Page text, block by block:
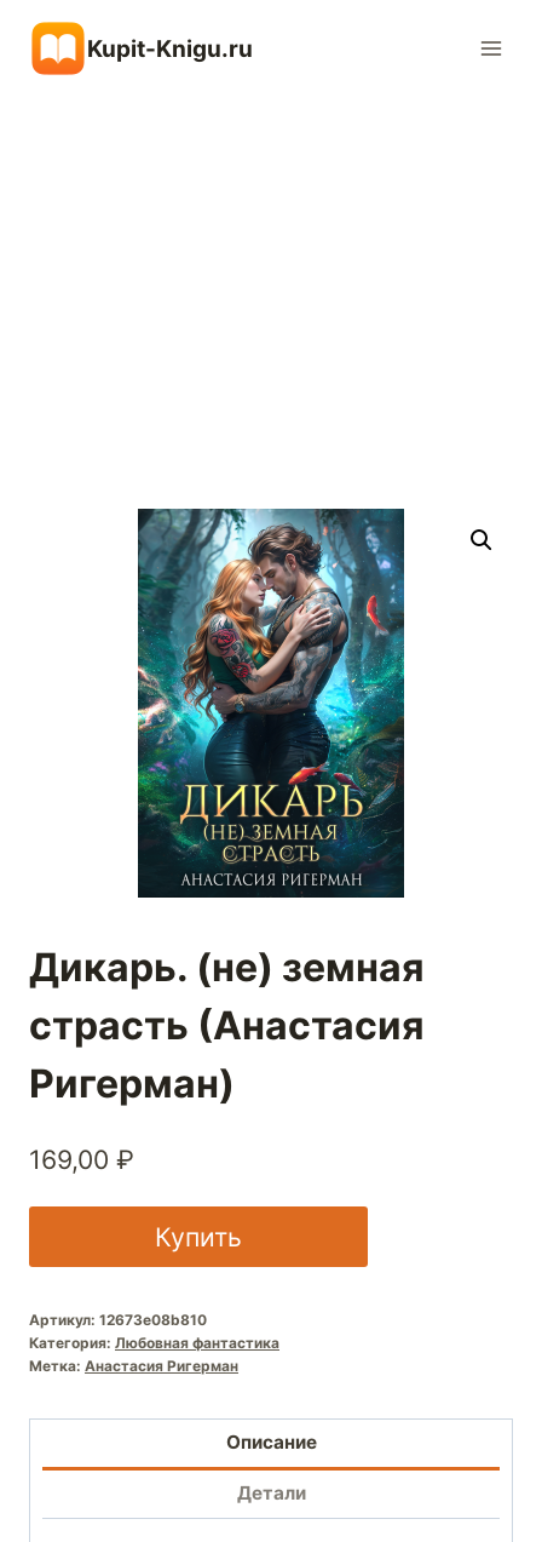
содержимому
Kupit-Knigu.ru
Дикарь. (не) земная
страсть (Анастасия
Ригерман)
169,00 ₽
Купить
Артикул: 12673e08b810
Категория: Любовная фантастика
Метка: Анастасия Ригерман
Описание
Детали